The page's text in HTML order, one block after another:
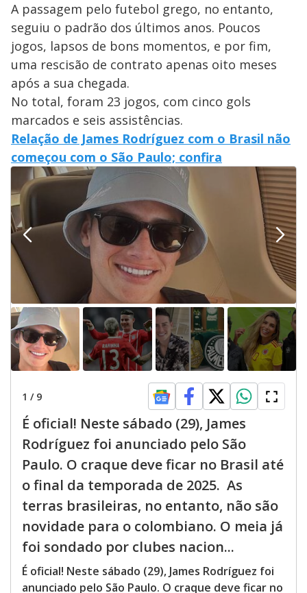
A passagem pelo futebol grego, no entanto,
seguiu o padrão dos últimos anos. Poucos
jogos, lapsos de bons momentos, e por fim,
uma rescisão de contrato apenas oito meses
após a sua chegada.
No total, foram 23 jogos, com cinco gols
marcados e seis assistências.
Relação de James Rodríguez com o Brasil não
começou com o São Paulo; confira
1 / 9
É oficial! Neste sábado (29), James
Rodríguez foi anunciado pelo São
Paulo. O craque deve ficar no Brasil até
o final da temporada de 2025. As
terras brasileiras, no entanto, não são
novidade para o colombiano. O meia já
foi sondado por clubes nacion...
É oficial! Neste sábado (29), James Rodríguez foi
anunciado pelo São Paulo. O craque deve ficar no